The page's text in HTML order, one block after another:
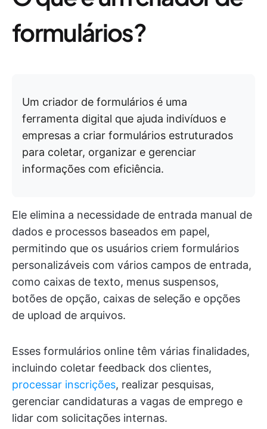
formulários?
Um criador de formulários é uma
ferramenta digital que ajuda indivíduos e
empresas a criar formulários estruturados
para coletar, organizar e gerenciar
informações com eficiência.
Ele elimina a necessidade de entrada manual de
dados e processos baseados em papel,
permitindo que os usuários criem formulários
personalizáveis com vários campos de entrada,
como caixas de texto, menus suspensos,
botões de opção, caixas de seleção e opções
de upload de arquivos.
Esses formulários online têm várias finalidades,
incluindo coletar feedback dos clientes,
processar inscrições, realizar pesquisas,
gerenciar candidaturas a vagas de emprego e
lidar com solicitações internas.